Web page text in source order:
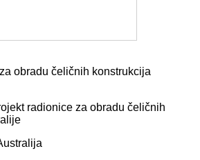
obradu čeličnih konstrukcija
radionice za obradu čeličnih